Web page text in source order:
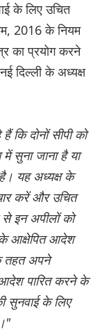
के लिए उचित
2016 के नियम
का प्रयोग करने
दिल्ली के अध्यक्ष
कि दोनों सीपी को
सुना जाना है या
यह अध्यक्ष के
करें और उचित
इन अपीलों को
आक्षेपित आदेश
तहत अपने
पारित करने के
सुनवाई के लिए